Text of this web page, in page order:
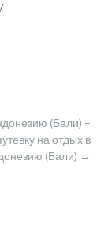
(Бали) –
на отдых в
(Бали) →